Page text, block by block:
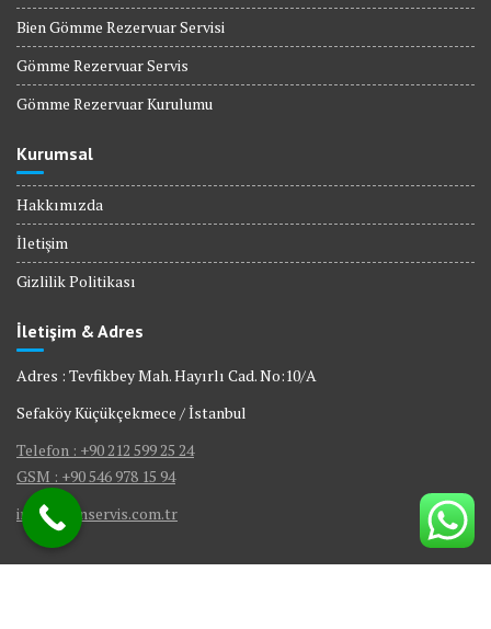
Bien Gömme Rezervuar Servisi
Gömme Rezervuar Servis
Gömme Rezervuar Kurulumu
Kurumsal
Hakkımızda
İletişim
Gizlilik Politikası
İletişim & Adres
Adres : Tevfikbey Mah. Hayırlı Cad. No:10/A
Sefaköy Küçükçekmece / İstanbul
Telefon : +90 212 599 25 24
GSM : +90 546 978 15 94
info@bienservis.com.tr